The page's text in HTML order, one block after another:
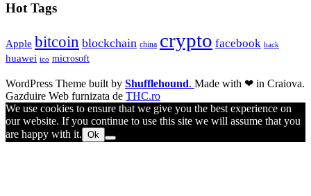
Hot Tags
Apple bitcoin blockchain china crypto facebook hack
huawei ico microsoft
WordPress Theme built by Shufflehound. Made with ❤ in Craiova.
Gazduire Web furnizata de THC.ro
We use cookies to ensure that we give you the best experience on
our website. If you continue to use this site we will assume that you
are happy with it. Ok